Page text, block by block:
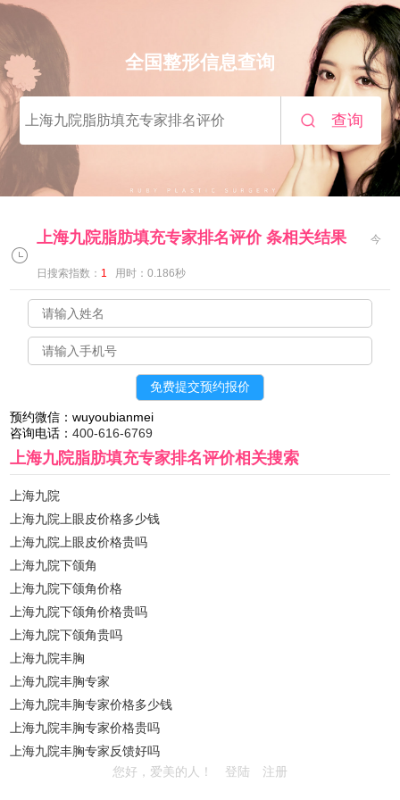
全国整形信息查询
查询
上海九院脂肪填充专家排名评价条相关结果 今
日搜索指数： 1 用时：0.186秒
预约微信：wuyoubianmei
咨询电话：400-616-6769
上海九院脂肪填充专家排名评价相关搜索
上海九院
上海九院上眼皮价格多少钱
上海九院上眼皮价格贵吗
上海九院下颌角
上海九院下颌角价格
上海九院下颌角价格贵吗
上海九院下颌角贵吗
上海九院丰胸
上海九院丰胸专家
上海九院丰胸专家价格多少钱
上海九院丰胸专家价格贵吗
上海九院丰胸专家反馈好吗
您好，爱美的人！ 登陆 注册